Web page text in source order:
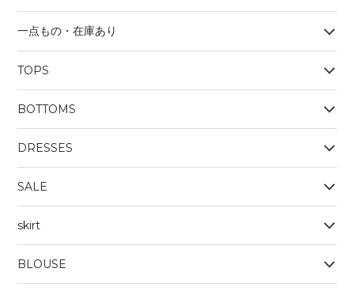
一点もの・在庫あり
TOPS
BOYS
OUTERWEAR
Tシャツ
BOTTOMS
BOYS
DRESSES
SALE
skirt
BLOUSE